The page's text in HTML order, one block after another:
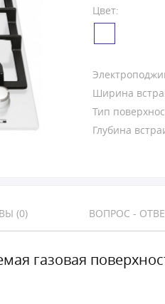
Цвет:
Ширина
Тип
Глубина
(0) ВОПРОС -
газовая